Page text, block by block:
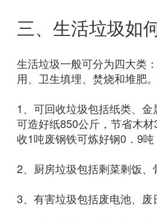
三、生活垃圾如
生活垃圾一般可分为四大类
用、卫生填埋、焚烧和堆肥。
1、可回收垃圾包括纸类、
可造好纸850公斤，节省木
收1吨废钢铁可炼好钢0．9
2、厨房垃圾包括剩菜剩饭、
3、有害垃圾包括废电池、废